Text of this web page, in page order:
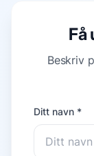
Få
Beskriv
Ditt navn *